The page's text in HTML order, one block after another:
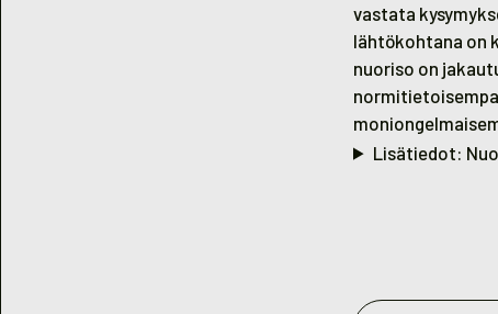
vastata
lähtökohtana on
nuoriso on
Lisätiedot: